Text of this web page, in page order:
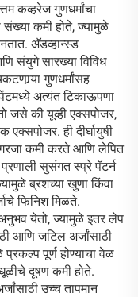
कव्हरेज गुणधर्मांचा
कमी होते, ज्यामुळे
अ‍ॅडव्हान्स्ड
संयुगे सारख्या विविध
गुणधर्मांसह
पेंटमध्ये अत्यंत टिकाऊपणा
जसे की यूव्ही एक्सपोजर,
एक्सपोजर. ही दीर्घायुषी
कमी करते आणि लेपित
सुसंगत स्प्रे पॅटर्न
ब्रशच्या खुणा किंवा
फिनिश मिळते.
येतो, ज्यामुळे इतर लेप
आणि जटिल अर्जांसाठी
पूर्ण होण्याचा वेळ
दूषण कमी होते.
उच्च तापमान